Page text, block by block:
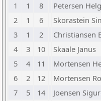
1
1 8 Petersen
2
1 6 Skorastein
3
1 2 Christiansen
4
3 10 Skaale Janus
5
4 11 Mortensen
6
2 12 Mortensen
7
5 14 Joensen